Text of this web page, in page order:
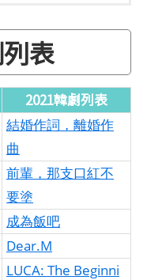
表
2021韓劇列表
結婚作詞，離婚作
曲
前輩，那支口紅不
要塗
成為飯吧
Dear.M
LUCA: The Beginni